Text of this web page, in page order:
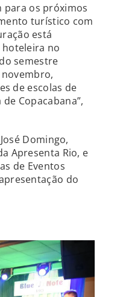
para os próximos
turístico com
está
hoteleira no
semestre
de escolas de
Copacabana”,
Domingo,
Apresenta Rio, e
de Eventos
do